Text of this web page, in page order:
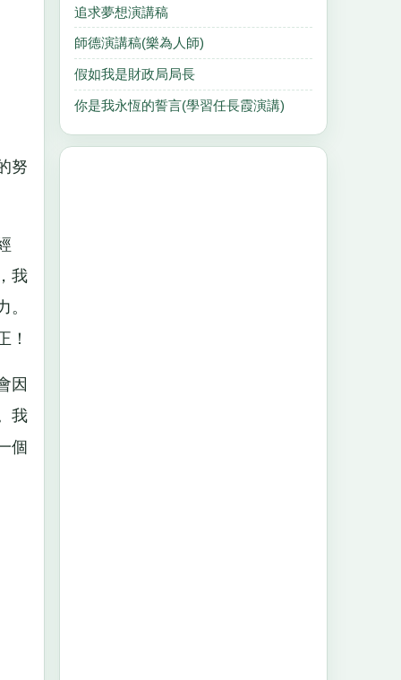
努
我
！
因
我
個
追求夢想演講稿
師德演講稿(樂為人師)
假如我是財政局局長
你是我永恆的誓言(學習任長霞演講)